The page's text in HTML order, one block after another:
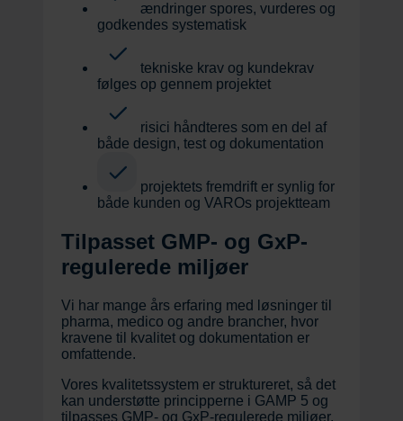
ændringer spores, vurderes og
godkendes systematisk
tekniske krav og kundekrav
følges op gennem projektet
risici håndteres som en del af
både design, test og dokumentation
projektets fremdrift er synlig for
både kunden og VAROs projektteam
Tilpasset GMP- og GxP-
regulerede miljøer
Vi har mange års erfaring med løsninger til
pharma, medico og andre brancher, hvor
kravene til kvalitet og dokumentation er
omfattende.
Vores kvalitetssystem er struktureret, så det
kan understøtte principperne i GAMP 5 og
tilpasses GMP- og GxP-regulerede miljøer,